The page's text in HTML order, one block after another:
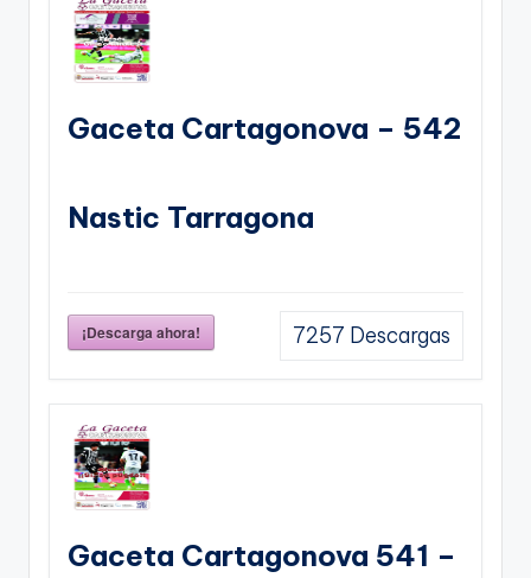
Gaceta Cartagonova – 542
Nastic Tarragona
¡Descarga ahora! 7257 Descargas
Gaceta Cartagonova 541 –